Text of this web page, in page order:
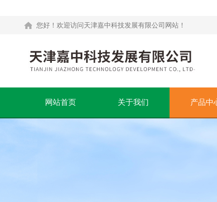
您好！欢迎访问天津嘉中科技发展有限公司网站！
网站首页 关于我们 产品中